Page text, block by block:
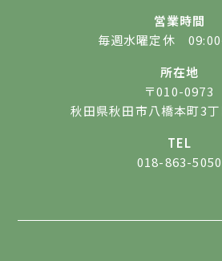
営業時間
毎週水曜定休
所在地
〒010-0973
秋田県秋田市八橋本町3
TEL
018-863-5050